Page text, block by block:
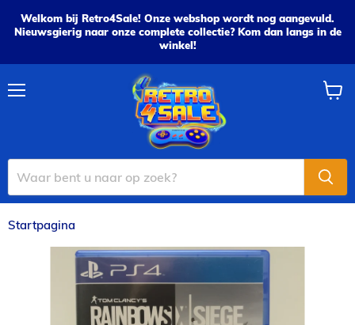
Welkom bij Retro4Sale! Onze webshop wordt nog aangevuld.
Nieuwsgierig naar onze complete collectie? Kom dan langs in de
winkel!
Startpagina